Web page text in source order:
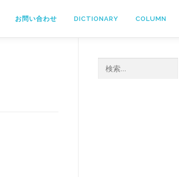
お問い合わせ DICTIONARY COLUMN